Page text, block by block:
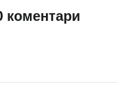
коментари